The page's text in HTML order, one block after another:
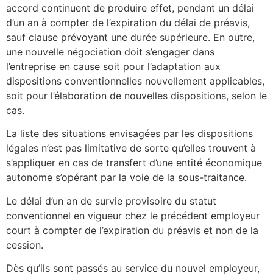
accord continuent de produire effet, pendant un délai
d’un an à compter de l’expiration du délai de préavis,
sauf clause prévoyant une durée supérieure. En outre,
une nouvelle négociation doit s’engager dans
l’entreprise en cause soit pour l’adaptation aux
dispositions conventionnelles nouvellement applicables,
soit pour l’élaboration de nouvelles dispositions, selon le
cas.
La liste des situations envisagées par les dispositions
légales n’est pas limitative de sorte qu’elles trouvent à
s’appliquer en cas de transfert d’une entité économique
autonome s’opérant par la voie de la sous-traitance.
Le délai d’un an de survie provisoire du statut
conventionnel en vigueur chez le précédent employeur
court à compter de l’expiration du préavis et non de la
cession.
Dès qu’ils sont passés au service du nouvel employeur,